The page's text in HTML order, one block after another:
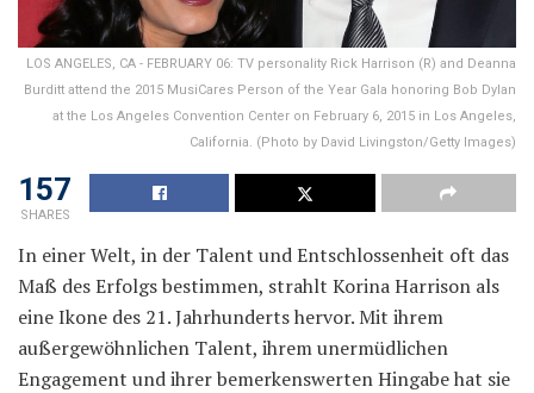
LOS ANGELES, CA - FEBRUARY 06: TV personality Rick Harrison (R) and Deanna
Burditt attend the 2015 MusiCares Person of the Year Gala honoring Bob Dylan
at the Los Angeles Convention Center on February 6, 2015 in Los Angeles,
California. (Photo by David Livingston/Getty Images)
157
SHARES
In einer Welt, in der Talent und Entschlossenheit oft das
Maß des Erfolgs bestimmen, strahlt Korina Harrison als
eine Ikone des 21. Jahrhunderts hervor. Mit ihrem
außergewöhnlichen Talent, ihrem unermüdlichen
Engagement und ihrer bemerkenswerten Hingabe hat sie